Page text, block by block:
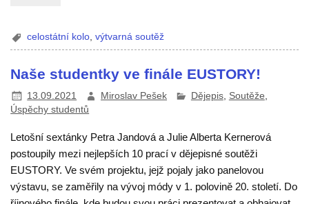
celostátní kolo ,výtvarná soutěž
Naše studentky ve finále EUSTORY!
13.09.2021 Miroslav Pešek Dějepis, Soutěže
Úspěchy studentů
Letošní sextánky Petra Jandová a Julie Alberta Kernerová
postoupily mezi nejlepších 10 prací v dějepisné soutěži
EUSTORY. Ve svém projektu, jejž pojaly jako panelovou
výstavu, se zaměřily na vývoj módy v 1. polovině 20. století. Do